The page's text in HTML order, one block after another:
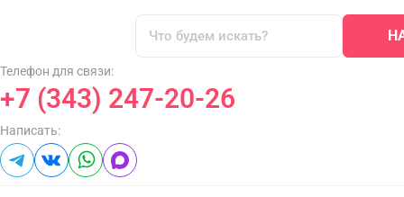
Телефон для связи:
+7 (343) 247-20-26
Написать: